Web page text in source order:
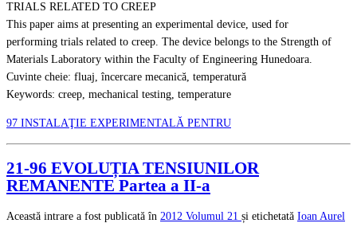
TRIALS RELATED TO CREEP
This paper aims at presenting an experimental device, used for
performing trials related to creep. The device belongs to the Strength of
Materials Laboratory within the Faculty of Engineering Hunedoara.
Cuvinte cheie: fluaj, încercare mecanică, temperatură
Keywords: creep, mechanical testing, temperature
97 INSTALAŢIE EXPERIMENTALĂ PENTRU
21-96 EVOLUȚIA TENSIUNILOR
REMANENTE Partea a II-a
Această intrare a fost publicată în 2012 Volumul 21 și etichetată Ioan Aurel